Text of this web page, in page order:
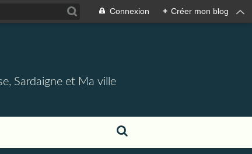
Connexion + Créer mon blog
Sardaigne et Ma ville